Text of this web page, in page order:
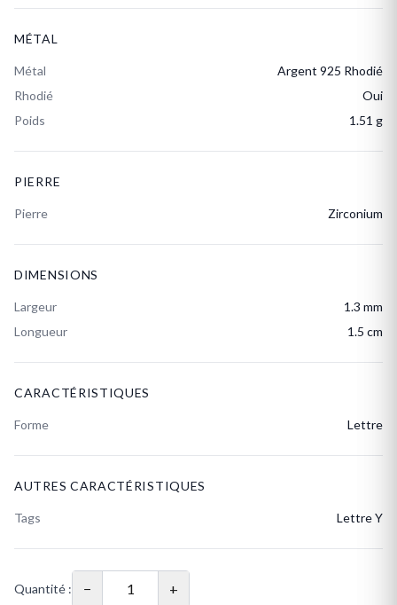
MÉTAL
Métal
Argent 925 Rhodié
Rhodié
Oui
Poids
1.51 g
PIERRE
Pierre Zirconium
DIMENSIONS
Largeur
1.3 mm
Longueur
1.5 cm
CARACTÉRISTIQUES
Forme Lettre
AUTRES CARACTÉRISTIQUES
Tags Lettre Y
Quantité : − +